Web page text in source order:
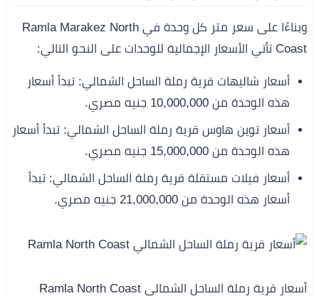
وبناءًا على سعر متر كل وحدة في Ramla Marakez North
Coast تأتي الأسعار الإجمالية للوحدات على النحو التالي:
أسعار شاليهات قرية رملة الساحل الشمالي: تبدأ أسعار
هذه الوحدة من 10,000,000 جنيه مصري.
أسعار توين هاوس قرية رملة الساحل الشمالي: تبدأ أسعار
هذه الوحدة من 15,000,000 جنيه مصري.
أسعار فيلات مستقلة قرية رملة الساحل الشمالي: تبدأ
أسعار هذه الوحدة من 21,000,000 جنيه مصري.
أسعار قرية رملة الساحل الشمالي Ramla North Coast